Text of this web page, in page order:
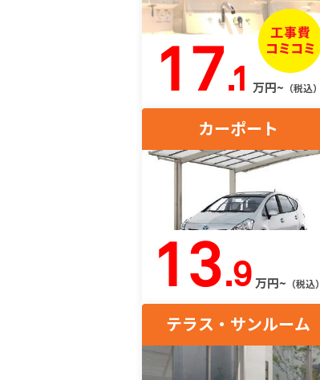
17.1 万円~ （税込）
カーポート
13.9 万円~ （税込）
テラス・サンルーム